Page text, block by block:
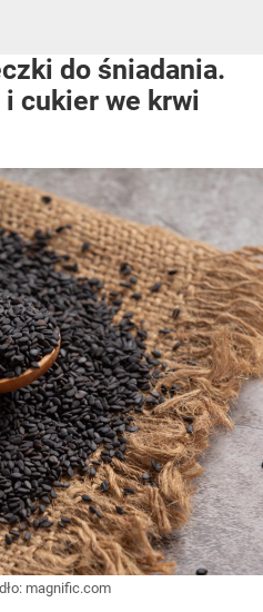
do śniadania.
cukier we krwi
magnific.com